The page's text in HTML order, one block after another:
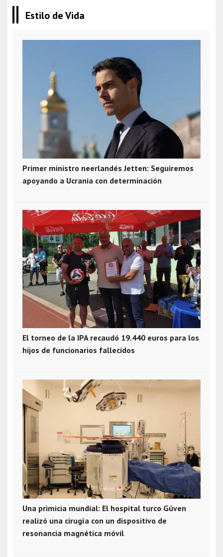
Estilo de Vida
Primer ministro neerlandés Jetten: Seguiremos
apoyando a Ucrania con determinación
El torneo de la IPA recaudó 19.440 euros para los
hijos de funcionarios fallecidos
Una primicia mundial: El hospital turco Güven
realizó una cirugía con un dispositivo de
resonancia magnética móvil